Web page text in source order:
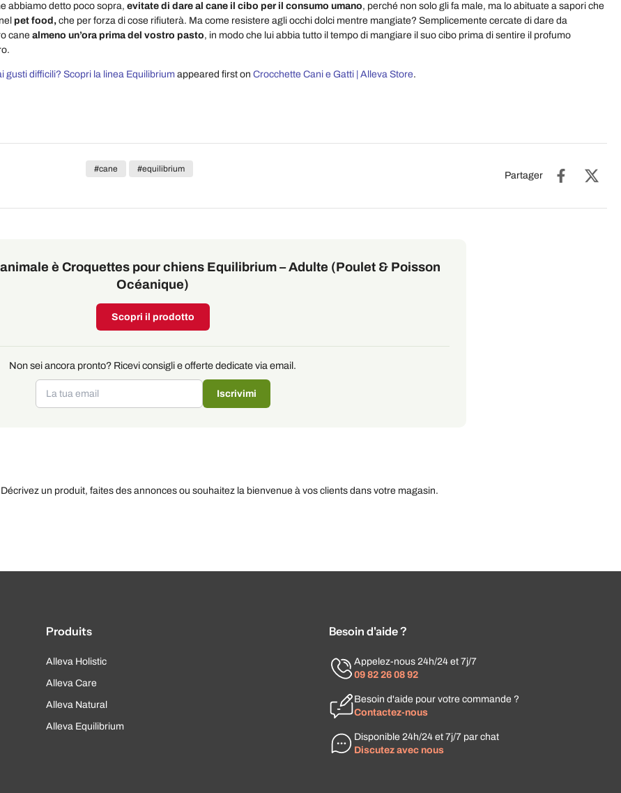
abbiamo detto poco sopra, evitate di dare al cane il cibo per il consumo umano, perché non solo gli fa male, ma lo abituate a sapori che
pet food, che per forza di cose rifiuterà. Ma come resistere agli occhi dolci mentre mangiate? Semplicemente cercate di dare da
cane almeno un’ora prima del vostro pasto, in modo che lui abbia tutto il tempo di mangiare il suo cibo prima di sentire il profumo
gusti difficili? Scopri la linea Equilibriumappeared first on Crocchette Cani e Gatti | Alleva Store.
#cane #equilibrium
Partager
è Croquettes pour chiens Equilibrium – Adulte (Poulet & Poisson
Océanique)
Scopri il prodotto
Non sei ancora pronto? Ricevi consigli e offerte dedicate via email.
Iscrivimi
un produit, faites des annonces ou souhaitez la bienvenue à vos clients dans votre magasin.
Produits
Alleva Holistic
Alleva Care
Alleva Natural
Alleva Equilibrium
Besoin d'aide ?
Appelez-nous 24h/24 et 7j/7
09 82 26 08 92
Besoin d'aide pour votre commande ?
Contactez-nous
Disponible 24h/24 et 7j/7 par chat
Discutez avec nous